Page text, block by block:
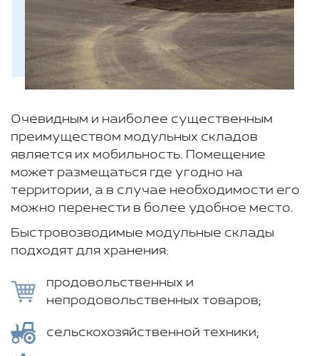
Очевидным и наиболее существенным
преимуществом модульных складов
является их мобильность. Помещение
может размещаться где угодно на
территории, а в случае необходимости его
можно перенести в более удобное место.
Быстровозводимые модульные склады
подходят для хранения:
продовольственных и
непродовольственных товаров;
сельскохозяйственной техники;